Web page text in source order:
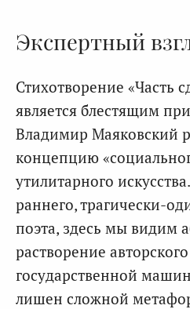
Экспертный
Стихотворение «Часть
является блестящим
Владимир Маяковский
концепцию
утилитарного
раннего, трагически-
поэта, здесь мы видим
растворение авторского
государственной
лишен сложной